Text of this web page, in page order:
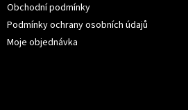
Obchodní podmínky
Podmínky ochrany osobních údajů
Moje objednávka